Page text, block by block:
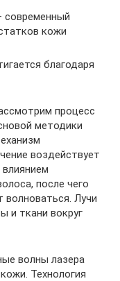
современный
кожи
благодаря
процесс
методики
воздействует
после чего
волноваться. Лучи
и ткани вокруг
волны лазера
Технология